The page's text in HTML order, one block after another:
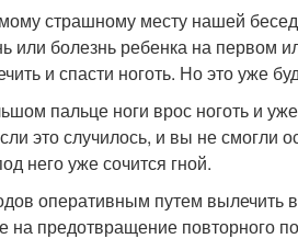
страшному месту нашей
или болезнь ребенка на первом
и спасти ноготь. Но это уже
пальце ноги врос ноготь и
это случилось, и вы не смогли
него уже сочится гной.
оперативным путем
на предотвращение повторного